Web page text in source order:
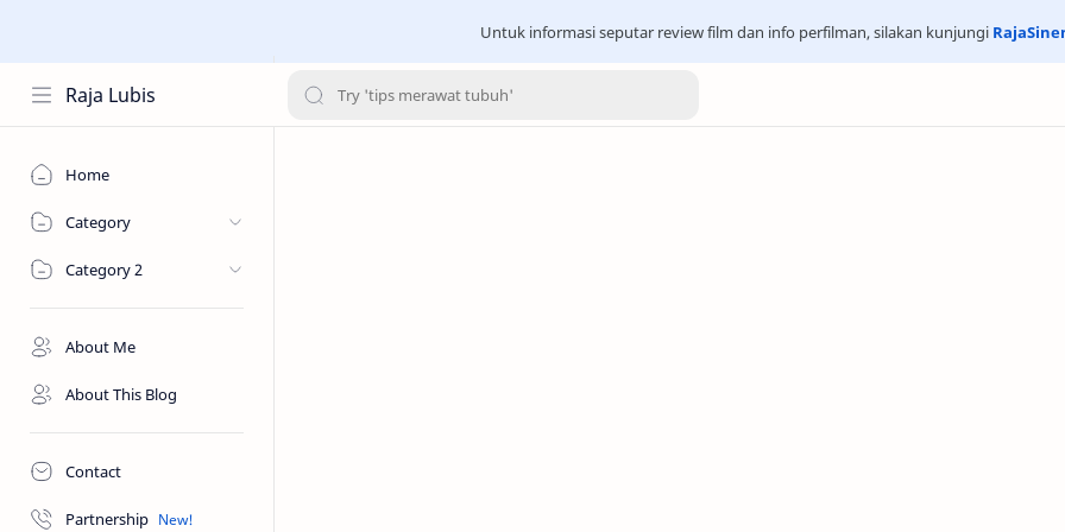
Untuk informasi seputar review film dan info perfilman, silakan kunjungi
Raja Lubis
Home
Category
Category 2
About Me
About This Blog
Contact
Partnership